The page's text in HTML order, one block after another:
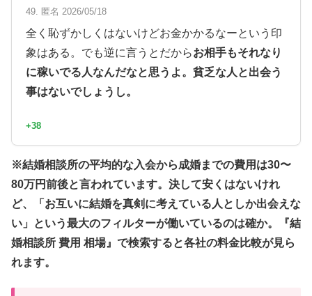
49. 匿名 2026/05/18
全く恥ずかしくはないけどお金かかるなーという印
象はある。でも逆に言うとだからお相手もそれなり
に稼いでる人なんだなと思うよ。貧乏な人と出会う
事はないでしょうし。
+38
※結婚相談所の平均的な入会から成婚までの費用は30〜
80万円前後と言われています。決して安くはないけれ
ど、「お互いに結婚を真剣に考えている人としか出会えな
い」という最大のフィルターが働いているのは確か。『結
婚相談所 費用 相場』で検索すると各社の料金比較が見ら
れます。